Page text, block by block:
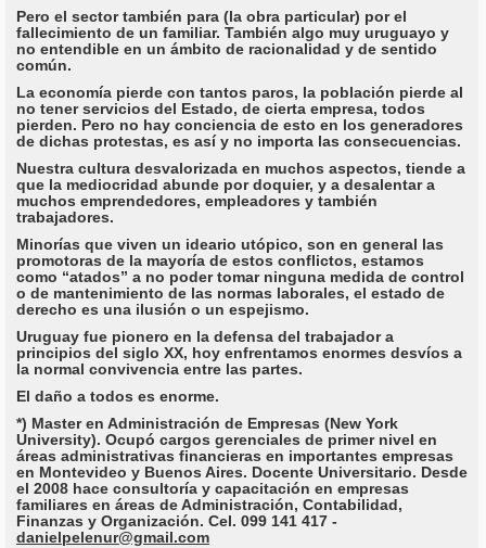
Pero el sector también para (la obra particular) por el
fallecimiento de un familiar. También algo muy uruguayo y
no entendible en un ámbito de racionalidad y de sentido
común.
La economía pierde con tantos paros, la población pierde al
no tener servicios del Estado, de cierta empresa, todos
pierden. Pero no hay conciencia de esto en los generadores
de dichas protestas, es así y no importa las consecuencias.
Nuestra cultura desvalorizada en muchos aspectos, tiende a
que la mediocridad abunde por doquier, y a desalentar a
muchos emprendedores, empleadores y también
trabajadores.
Minorías que viven un ideario utópico, son en general las
promotoras de la mayoría de estos conflictos, estamos
como “atados” a no poder tomar ninguna medida de control
o de mantenimiento de las normas laborales, el estado de
derecho es una ilusión o un espejismo.
Uruguay fue pionero en la defensa del trabajador a
principios del siglo XX, hoy enfrentamos enormes desvíos a
la normal convivencia entre las partes.
El daño a todos es enorme.
*) Master en Administración de Empresas (New York
University). Ocupó cargos gerenciales de primer nivel en
áreas administrativas financieras en importantes empresas
en Montevideo y Buenos Aires. Docente Universitario. Desde
el 2008 hace consultoría y capacitación en empresas
familiares en áreas de Administración, Contabilidad,
Finanzas y Organización. Cel. 099 141 417 -
danielpelenur@gmail.com